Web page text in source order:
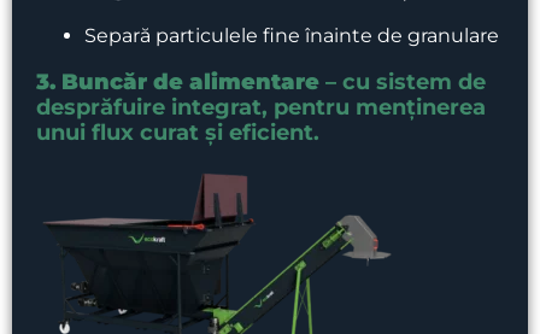
Separă particulele fine înainte de granulare
3. Buncăr de alimentare – cu sistem de
desprăfuire integrat, pentru menținerea
unui flux curat și eficient.